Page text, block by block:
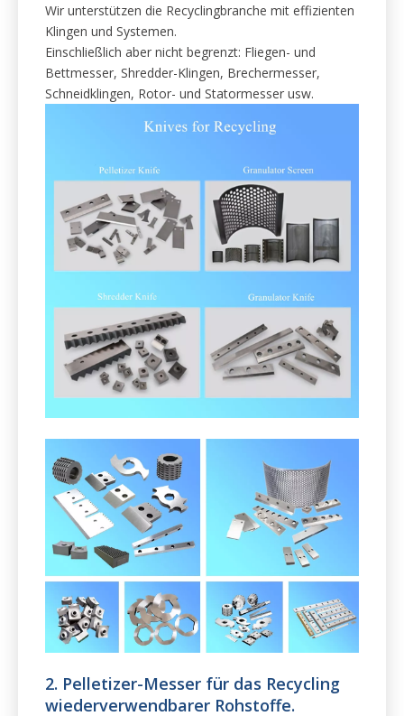
Kunststoff, Papier, Kabeln, Aluminium, Kupfer,
Zellstoff, Biomasse, Gummi, Holz, Paletten,
medizinischer Abfall, Ölfilter, Textilien, Batterien usw.
1. Shredder Crusher Granulator Messer
Wir unterstützen die Recyclingbranche mit effizienten
Einschließlich aber nicht begrenzt: Fliegen- und
Bettmesser, Shredder-Klingen, Brechermesser,
Schneidklingen, Rotor- und Statormesser usw.